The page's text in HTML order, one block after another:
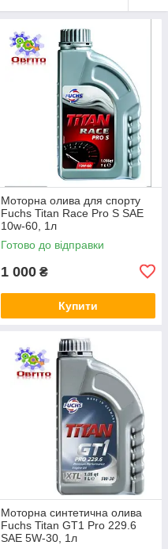
Моторна олива для спорту
Fuchs Titan Race Pro S SAE
10w-60, 1л
Готово до відправки
1 000 ₴
Купити
Моторна синтетична олива
Fuchs Titan GT1 Pro 229.6
SAE 5W-30, 1л